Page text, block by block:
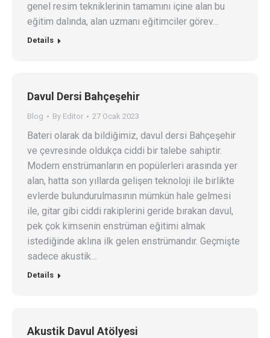
genel resim tekniklerinin tamamını içine alan bu
eğitim dalında, alan uzmanı eğitimciler görev…
Details
Davul Dersi Bahçeşehir
Blog By Editor 27 Ocak 2023
Bateri olarak da bildiğimiz, davul dersi Bahçeşehir
ve çevresinde oldukça ciddi bir talebe sahiptir.
Modern enstrümanların en popülerleri arasında yer
alan, hatta son yıllarda gelişen teknoloji ile birlikte
evlerde bulundurulmasının mümkün hale gelmesi
ile, gitar gibi ciddi rakiplerini geride bırakan davul,
pek çok kimsenin enstrüman eğitimi almak
istediğinde aklına ilk gelen enstrümandır. Geçmişte
sadece akustik…
Details
Akustik Davul Atölyesi